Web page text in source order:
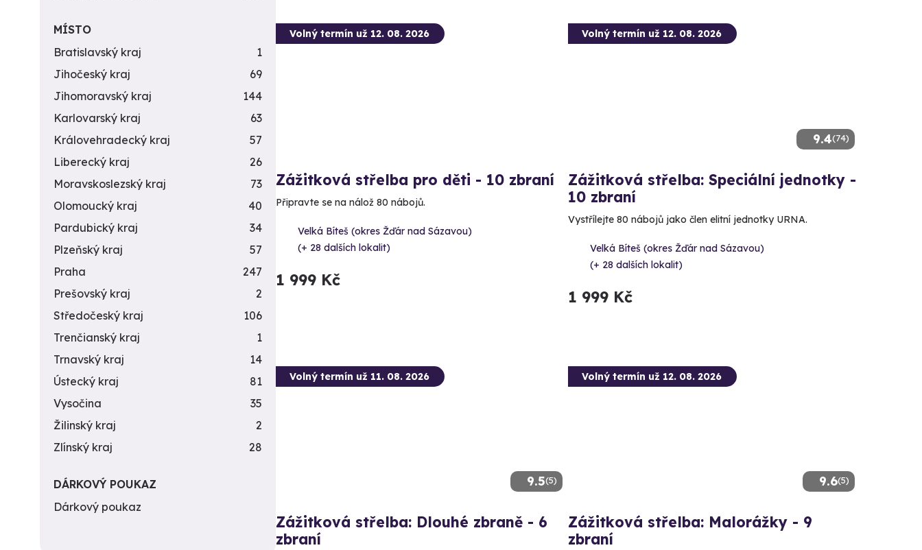
Volný termín už 12. 08. 2026
Zážitková střelba pro děti - 10 zbraní
Připravte se na nálož 80 nábojů.
Velká Bíteš (okres Žďár nad Sázavou)
(+ 28 dalších lokalit)
1 999 Kč
9.4(74)
Volný termín už 12. 08. 2026
Zážitková střelba: Speciální jednotky -
10 zbraní
Vystřílejte 80 nábojů jako člen elitní jednotky URNA.
Velká Bíteš (okres Žďár nad Sázavou)
(+ 28 dalších lokalit)
1 999 Kč
9.5(5)
Volný termín už 11. 08. 2026
Zážitková střelba: Dlouhé zbraně - 6
zbraní
9.6(5)
Volný termín už 12. 08. 2026
Zážitková střelba: Malorážky - 9
zbraní
MÍSTO
Bratislavský kraj
1
Jihočeský kraj
69
Jihomoravský kraj
144
Karlovarský kraj
63
Královehradecký kraj
57
Liberecký kraj
26
Moravskoslezský kraj
73
Olomoucký kraj
40
Pardubický kraj
34
Plzeňský kraj
57
Praha
247
Prešovský kraj
2
Středočeský kraj
106
Trenčianský kraj
1
Trnavský kraj
14
Ústecký kraj
81
Vysočina
35
Žilinský kraj
2
Zlínský kraj
28
DÁRKOVÝ POUKAZ
Dárkový poukaz